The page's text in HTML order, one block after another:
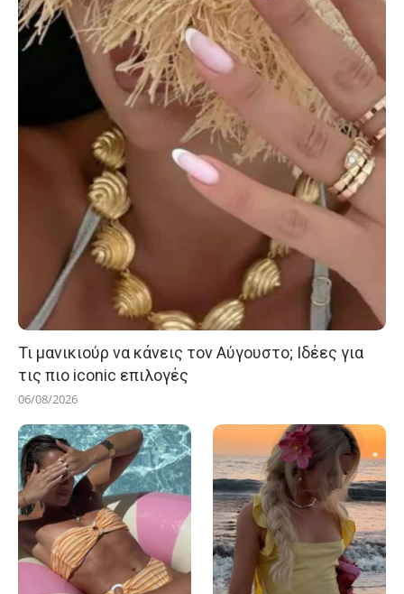
Τι μανικιούρ να κάνεις τον Αύγουστο; Ιδέες για
τις πιο iconic επιλογές
06/08/2026